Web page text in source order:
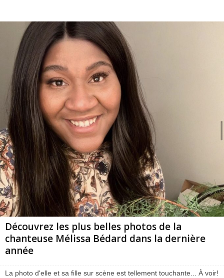
Découvrez les plus belles photos de la
chanteuse Mélissa Bédard dans la dernière
année
La photo d'elle et sa fille sur scène est tellement touchante... À voir!